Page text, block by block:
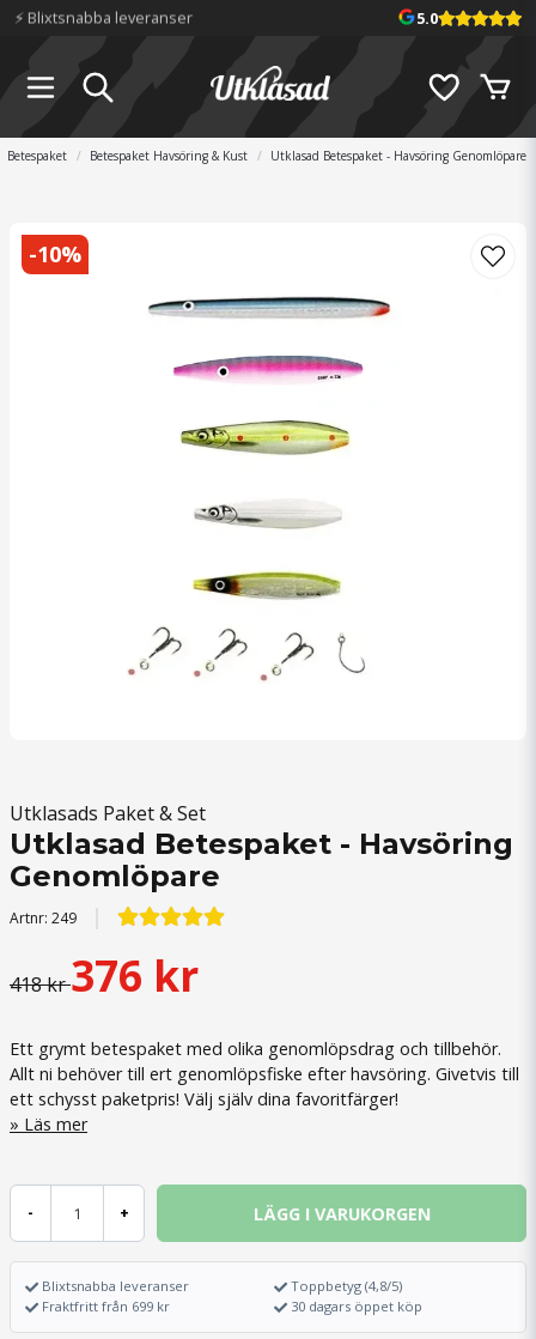
📦 Fraktfritt över 699 kr 5.0
Betespaket Betespaket Havsöring & Kust Utklasad Betespaket - Havsöring Genomlöpare
-10%
Utklasads Paket & Set
Utklasad Betespaket - Havsöring
Genomlöpare
Artnr: 249
418 kr376 kr
Ett grymt betespaket med olika genomlöpsdrag och tillbehör.
Allt ni behöver till ert genomlöpsfiske efter havsöring. Givetvis till
ett schysst paketpris! Välj själv dina favoritfärger!
Läs mer
- + LÄGG I VARUKORGEN
Blixtsnabba leveranser
Fraktfritt från 699 kr
Toppbetyg (4,8/5)
30 dagars öppet köp